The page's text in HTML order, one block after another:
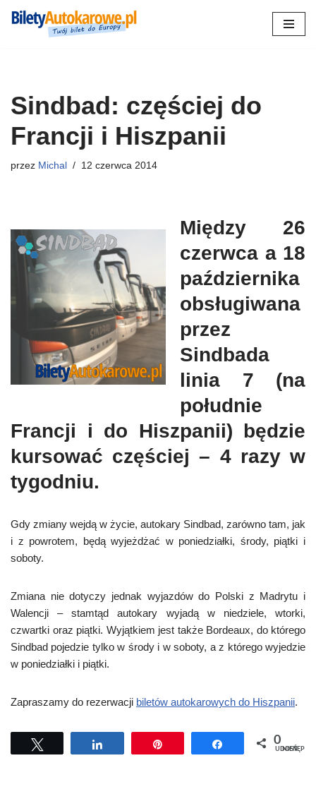
Sindbad: częściej do
Francji i Hiszpanii
przez Michal 12 czerwca 2014
Między 26
czerwca a 18
października
obsługiwana
przez
Sindbada
linia 7 (na
południe
Francji i do Hiszpanii) będzie
kursować częściej – 4 razy w
tygodniu.
Gdy zmiany wejdą w życie, autokary Sindbad, zarówno tam, jak
i z powrotem, będą wyjeżdżać w poniedziałki, środy, piątki i
soboty.
Zmiana nie dotyczy jednak wyjazdów do Polski z Madrytu i
Walencji – stamtąd autokary wyjadą w niedziele, wtorki,
czwartki oraz piątki. Wyjątkiem jest także Bordeaux, do którego
Sindbad pojedzie tylko w środy i w soboty, a z którego wyjedzie
w poniedziałki i piątki.
Zapraszamy do rezerwacji biletów autokarowych do Hiszpanii.
Udostępnij Udostępnij
0
UDOSTĘPNIEŃ